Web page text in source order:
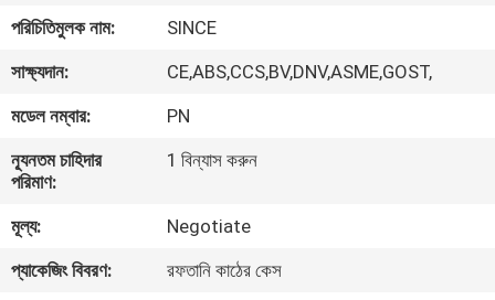
আমাদের
সম্পর্কে
কারখানা
ভ্রমণ
মান
নিয়ন্ত্রণ
পরিচিতিমুলক নাম:
SINCE
সাক্ষ্যদান:
CE,ABS,CCS,BV,DNV,ASME,GOST,
মডেল নম্বার:
PN
ন্যূনতম চাহিদার
পরিমাণ:
1 বিন্যাস করুন
মূল্য:
Negotiate
প্যাকেজিং বিবরণ:
রফতানি কাঠের কেস